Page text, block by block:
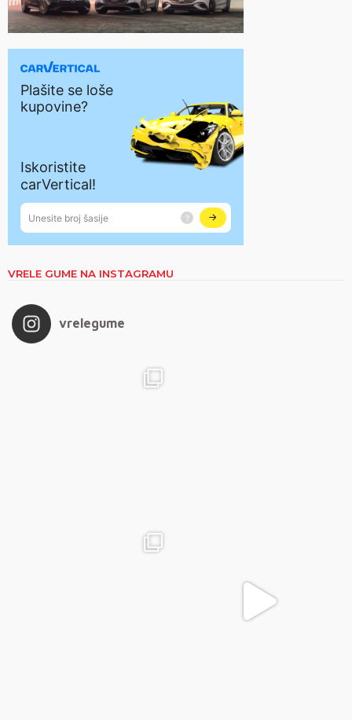
VRELE GUME NA INSTAGRAMU
vrelegume